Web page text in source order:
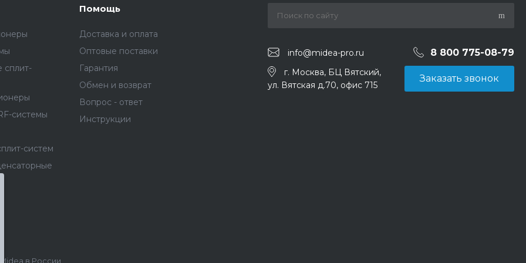
системы
систем
Помощь
Доставка и оплата
Оптовые поставки
Гарантия
Обмен и возврат
Вопрос - ответ
Инструкции
info@midea-pro.ru 8 800 775-08-79
г. Москва, БЦ Вятский,
ул. Вятская д.70, офис 715
Заказать звонок
в России